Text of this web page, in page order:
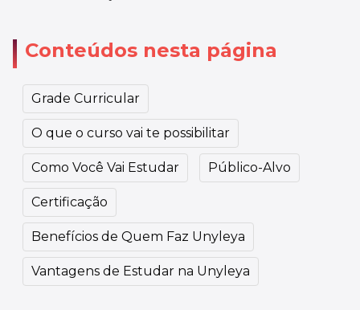
Conteúdos nesta página
Grade Curricular
O que o curso vai te possibilitar
Como Você Vai Estudar Público-Alvo
Certificação
Benefícios de Quem Faz Unyleya
Vantagens de Estudar na Unyleya